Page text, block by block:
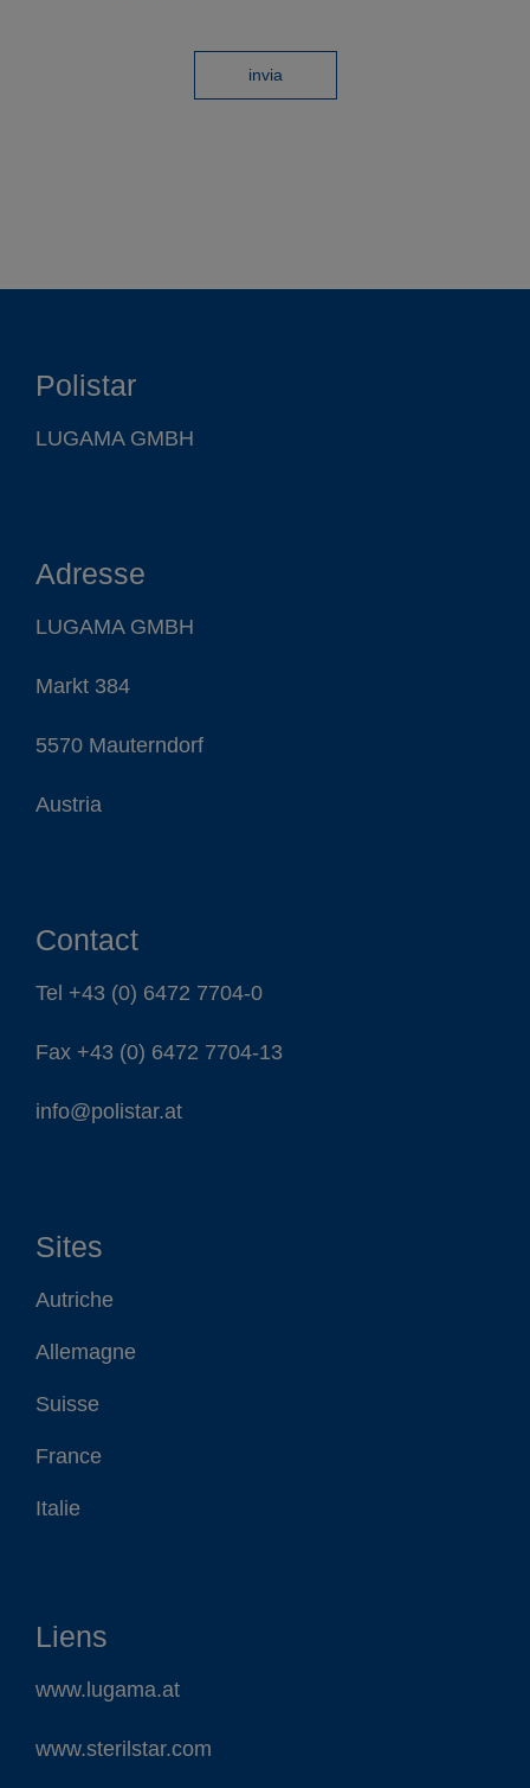
invia
Polistar
LUGAMA GMBH
Adresse
LUGAMA GMBH
Markt 384
5570 Mauterndorf
Austria
Contact
Tel +43 (0) 6472 7704-0
Fax +43 (0) 6472 7704-13
info@polistar.at
Sites
Autriche
Allemagne
Suisse
France
Italie
Liens
www.lugama.at
www.sterilstar.com